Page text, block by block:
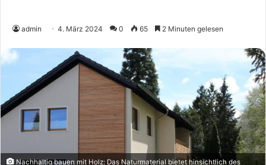
admin 4. März 2024 0 65 2 Minuten gelesen
Nachhaltig bauen mit Holz: Das Naturmaterial bietet hinsichtlich des